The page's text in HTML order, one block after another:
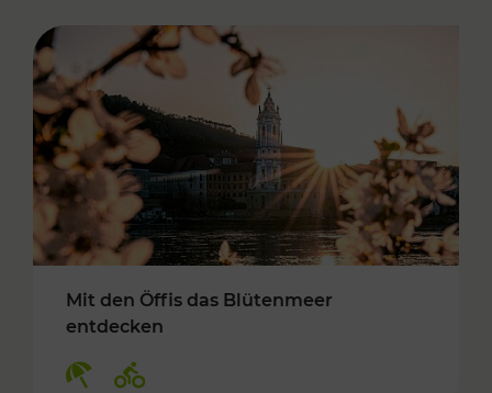
Mit den Öffis das Blütenmeer
entdecken